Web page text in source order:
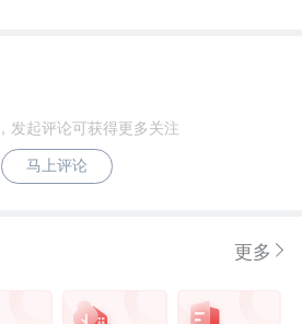
发起评论可获得更多关注
马上评论
更多